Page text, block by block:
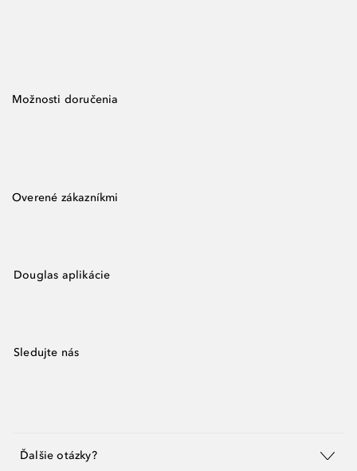
Možnosti doručenia
Overené zákazníkmi
Douglas aplikácie
Sledujte nás
Ďalšie otázky?